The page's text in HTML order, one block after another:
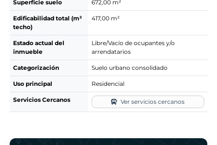
Superficie suelo 672,00 m²
Edificabilidad total (m²
techo)
417,00 m²
Estado actual del
inmueble
Libre/Vacío de ocupantes y/o
arrendatarios
Categorización Suelo urbano consolidado
Uso principal Residencial
Servicios Cercanos Ver servicios cercanos